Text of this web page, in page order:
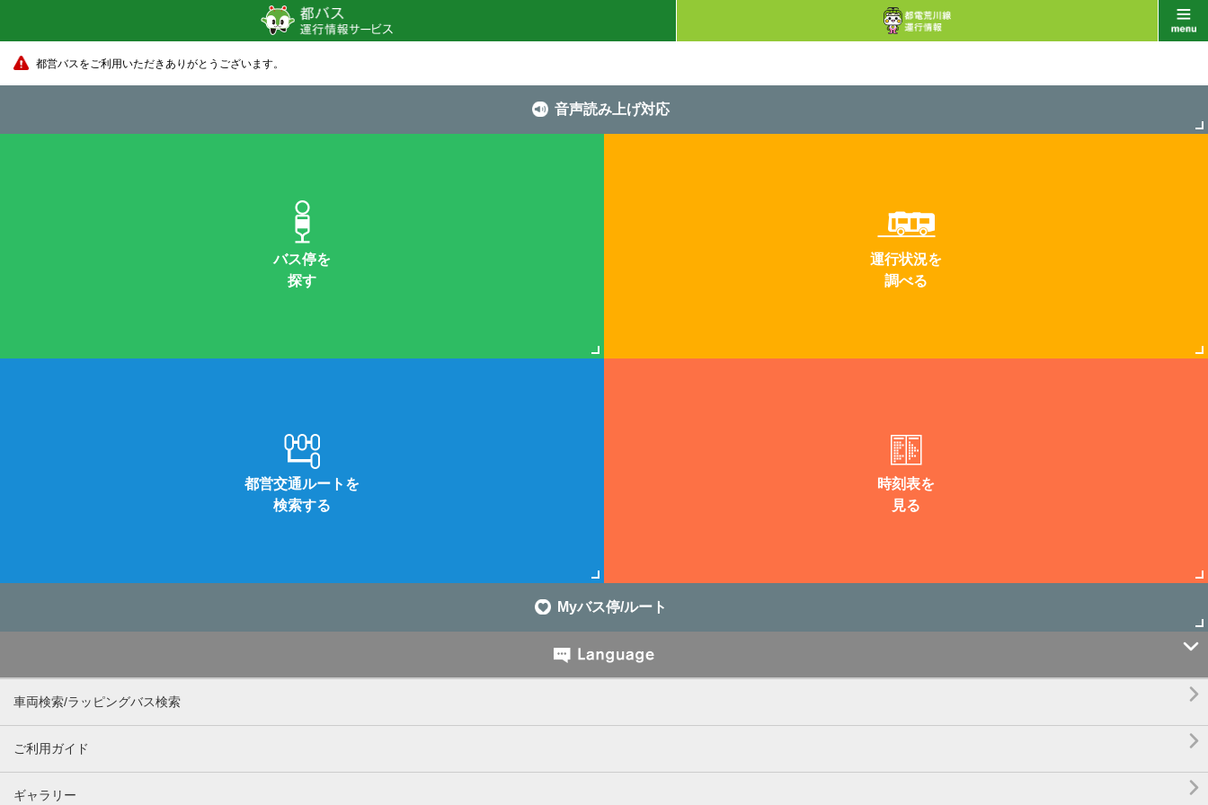
都営バスをご利用いただきありがとうございます。
音声読み上げ対応
バス停を
探す
運行状況を
調べる
都営交通ルートを
検索する
時刻表を
見る
Myバス停/ルート

車両検索/ラッピングバス検索 
ご利用ガイド 
ギャラリー 